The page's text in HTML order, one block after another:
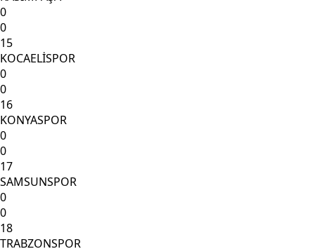
0
0
15
KOCAELİSPOR
0
0
16
KONYASPOR
0
0
17
SAMSUNSPOR
0
0
18
TRABZONSPOR